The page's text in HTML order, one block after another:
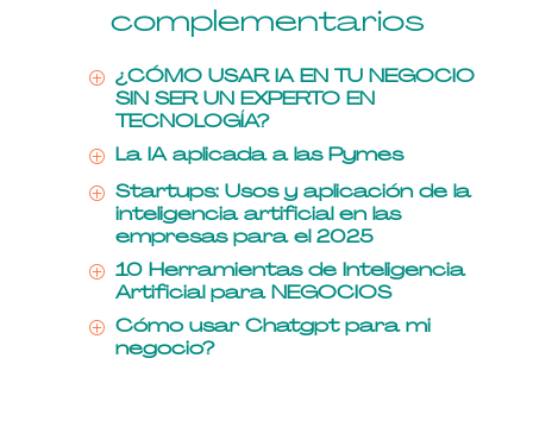
complementarios
P
¿CÓMO USAR IA EN TU NEGOCIO
SIN SER UN EXPERTO EN
TECNOLOGÍA?
P La IA aplicada a las Pymes
P
Startups: Usos y aplicación de la
inteligencia artificial en las
empresas para el 2025
P
10 Herramientas de Inteligencia
Artificial para NEGOCIOS
P
Cómo usar Chatgpt para mi
negocio?